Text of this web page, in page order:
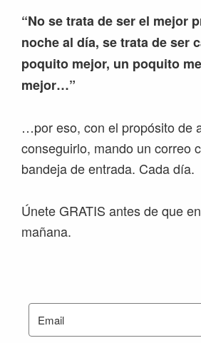
“No se trata de ser el mejor
noche al día, se trata de ser
poquito mejor, un poquito
mejor…”
…por eso, con el propósito de
conseguirlo, mando un correo
bandeja de entrada. Cada día.
Únete GRATIS antes de que
mañana.